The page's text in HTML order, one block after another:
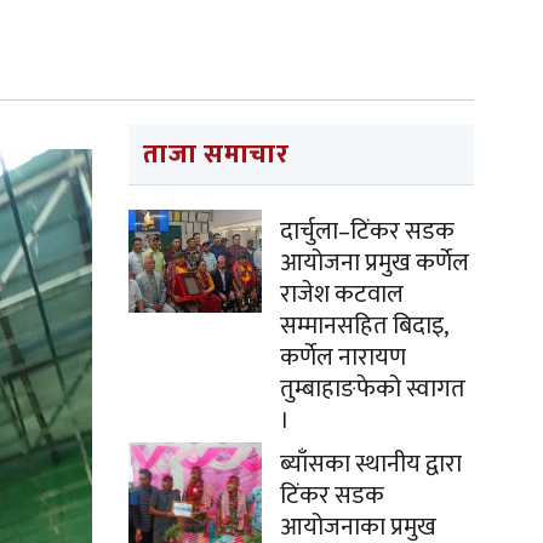
ताजा समाचार
दार्चुला–टिंकर सडक
आयोजना प्रमुख कर्णेल
राजेश कटवाल
सम्मानसहित बिदाइ,
कर्णेल नारायण
तुम्बाहाङफेको स्वागत
।
ब्याँसका स्थानीय द्वारा
टिंकर सडक
आयोजनाका प्रमुख